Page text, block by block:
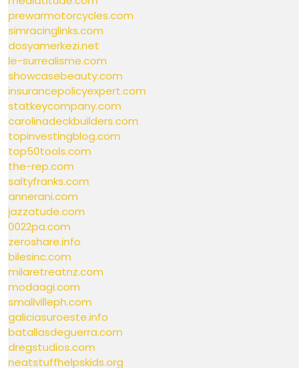
prewarmotorcycles.com
simracinglinks.com
dosyamerkezi.net
le-surrealisme.com
showcasebeauty.com
insurancepolicyexpert.com
statkeycompany.com
carolinadeckbuilders.com
topinvestingblog.com
top50tools.com
the-rep.com
saltyfranks.com
annerani.com
jazzatude.com
0022pa.com
zeroshare.info
bilesinc.com
milaretreatnz.com
modaagi.com
smallvilleph.com
galiciasuroeste.info
batallasdeguerra.com
dregstudios.com
neatstuffhelpskids.org